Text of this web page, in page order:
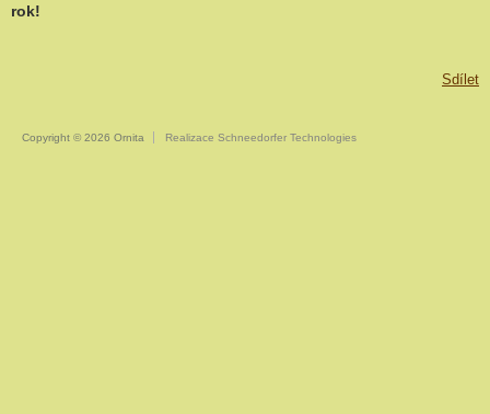
rok!
Sdílet
Copyright © 2026 Ornita Realizace Schneedorfer Technologies